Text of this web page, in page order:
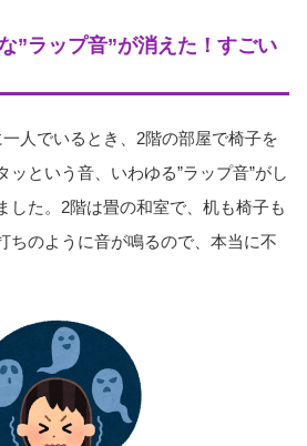
”ラップ音”が消えた！すごい
人でいるとき、2階の部屋で椅子を
ッという音、いわゆる”ラップ音”がし
した。2階は畳の和室で、机も椅子も
ちのように音が鳴るので、本当に不